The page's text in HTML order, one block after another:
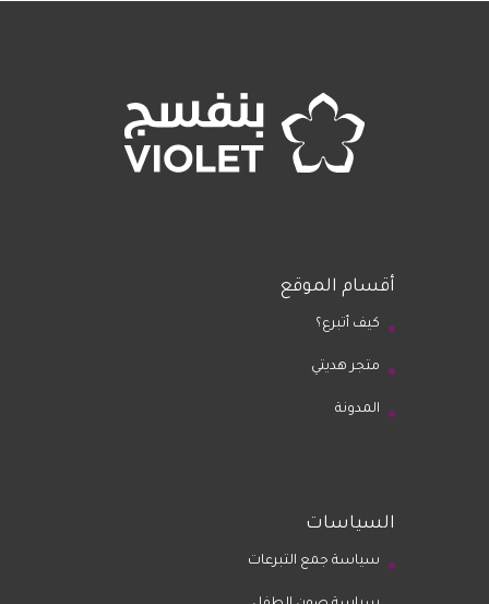
أقسام الموقع
كيف أتبرع؟
متجر هديتي
المدونة
السياسات
سياسة جمع التبرعات